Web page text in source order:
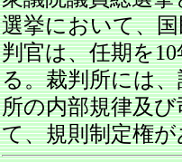
選挙において、
判官は、任期を
る。裁判所には
所の内部規律及
て、規則制定権